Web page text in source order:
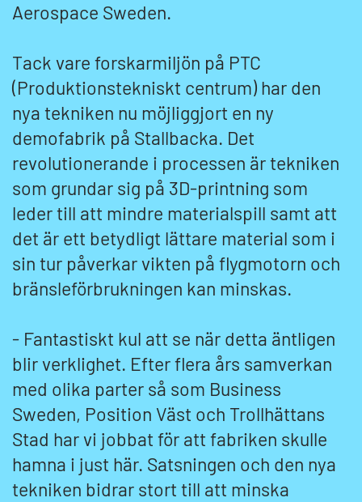
Aerospace Sweden.
Tack vare forskarmiljön på PTC
(Produktionstekniskt centrum) har den
nya tekniken nu möjliggjort en ny
demofabrik på Stallbacka. Det
revolutionerande i processen är tekniken
som grundar sig på 3D-printning som
leder till att mindre materialspill samt att
det är ett betydligt lättare material som i
sin tur påverkar vikten på flygmotorn och
bränsleförbrukningen kan minskas.
- Fantastiskt kul att se när detta äntligen
blir verklighet. Efter flera års samverkan
med olika parter så som Business
Sweden, Position Väst och Trollhättans
Stad har vi jobbat för att fabriken skulle
hamna i just här. Satsningen och den nya
tekniken bidrar stort till att minska